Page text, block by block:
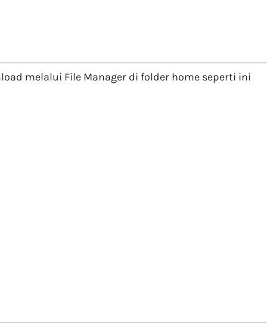
melalui File Manager di folder home seperti ini